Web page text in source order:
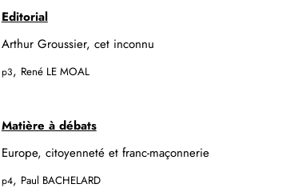
Editorial
Arthur Groussier, cet inconnu
p3, René LE MOAL
Matière à débats
Europe, citoyenneté et franc-maçonnerie
p4, Paul BACHELARD